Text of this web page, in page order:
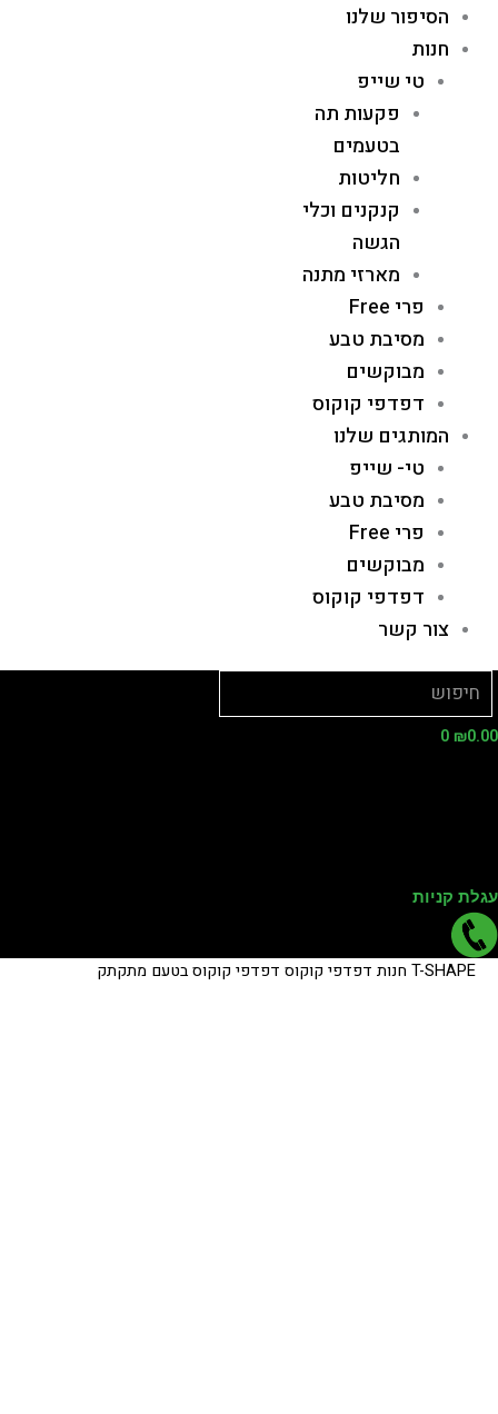
הסיפור שלנו
חנות
טי שייפ
פקעות תה
בטעמים
חליטות
קנקנים וכלי
הגשה
מארזי מתנה
פרי Free
מסיבת טבע
מבוקשים
דפדפי קוקוס
המותגים שלנו
טי- שייפ
מסיבת טבע
פרי Free
מבוקשים
דפדפי קוקוס
צור קשר
₪
0
קניות
T-SHAPEחנותדפדפי קוקוסדפדפי קוקוס בטעם מתקתק
כמות
כמות